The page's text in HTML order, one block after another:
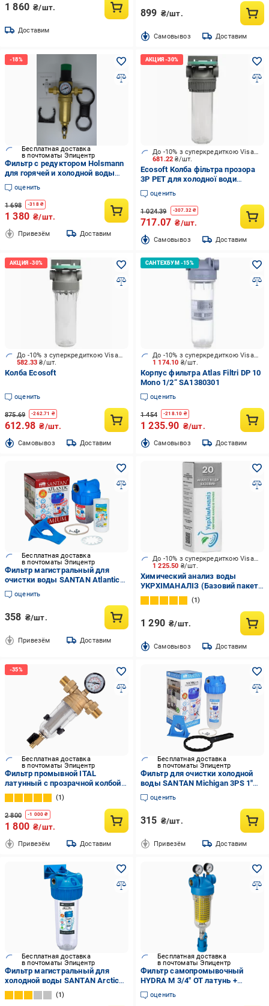
1 860 ₴/шт.
Доставим
899 ₴/шт.
Cамовывоз Доставим
Бесплатная доставка
в почтоматы Эпицентр
Фильтр с редуктором Holsmann
для горячей и холодной воды
1/2" (1446)
оценить
1 698 -318₴
1 380 ₴/шт.
Привезём Доставим
681.22₴/шт.
До -10% з суперкредиткою Visa Вигода
Ecosoft Колба фільтра прозора
3P РЕТ для холодної води
Ecosoft 1"
оценить
1 024.39 -307.32₴
717.07 ₴/шт.
Cамовывоз Доставим
582.33₴/шт.
До -10% з суперкредиткою Visa Вигода
Колба Ecosoft
оценить
875.69 -262.71 ₴
612.98 ₴/шт.
Cамовывоз Доставим
1 174.10 ₴/шт.
До -10% з суперкредиткою Visa Вигода
Корпус фильтра Atlas Filtri DP 10
Mono 1/2“ SA1380301
оценить
1 454 -218.10 ₴
1 235.90 ₴/шт.
Cамовывоз Доставим
Бесплатная доставка
в почтоматы Эпицентр
Фильтр магистральный для
очистки воды SANTAN Atlantic
3PS корпус и сетка/крепление
1/2" (115113)
оценить
358 ₴/шт.
Привезём Доставим
1 225.50 ₴/шт.
До -10% з суперкредиткою Visa Вигода
Химический анализ воды
УКРХІМАНАЛІЗ (Базовий пакет -
20 показателей)
1
1 290 ₴/шт.
Cамовывоз Доставим
Бесплатная доставка
в почтоматы Эпицентр
Фильтр промывной ITAL
латунный с прозрачной колбой с
манометром 1" для холодной
воды (IT100-H8910)
1
2 800 -1 000 ₴
1 800 ₴/шт.
Привезём Доставим
Бесплатная доставка
в почтоматы Эпицентр
Фильтр для очистки холодной
воды SANTAN Michigan 3PS 1"
без картриджа (2404380673)
оценить
315 ₴/шт.
Привезём Доставим
Бесплатная доставка
в почтоматы Эпицентр
Фильтр магистральный для
холодной воды SANTAN Arctic
3PS без картриджа 3/4" (324987)
1
Бесплатная доставка
в почтоматы Эпицентр
Фильтр самопромывочный
HYDRA M 3/4″ OT латунь +
картридж RLH 90 mcr KIT Atlas
Filtri s.r.l.
оценить